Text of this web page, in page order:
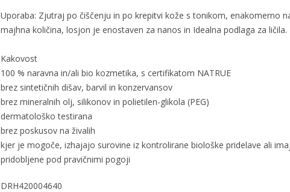
Uporaba: Zjutraj po čiščenju in po krepitvi kože s tonikom, enakomerno
majhna količina, losjon je enostaven za nanos in Idealna podlaga za ličila.
Kakovost
100 % naravna in/ali bio kozmetika, s certifikatom NATRUE
brez sintetičnih dišav, barvil in konzervansov
brez mineralnih olj, silikonov in polietilen-glikola (PEG)
dermatološko testirana
brez poskusov na živalih
kjer je mogoče, izhajajo surovine iz kontrolirane biološke pridelave ali
pridobljene pod pravičnimi pogoji
DRH420004640